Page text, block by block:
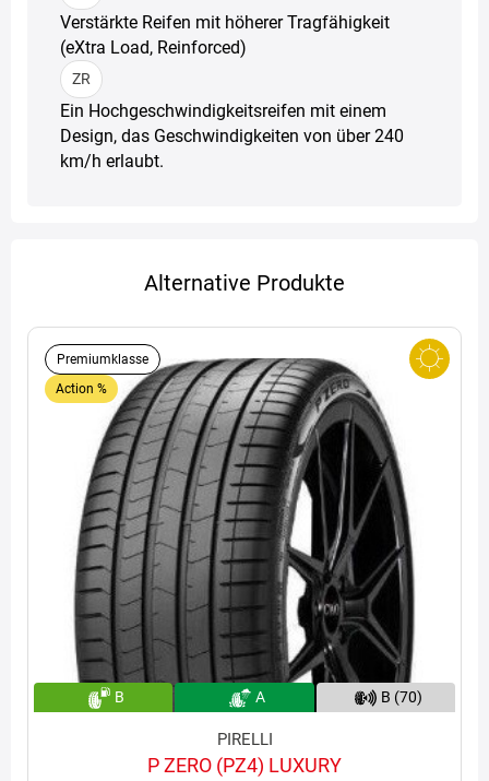
Verstärkte Reifen mit höherer Tragfähigkeit
(eXtra Load, Reinforced)
ZR
Ein Hochgeschwindigkeitsreifen mit einem
Design, das Geschwindigkeiten von über 240
km/h erlaubt.
Alternative Produkte
Premiumklasse
Action %
B A B (70)
PIRELLI
P ZERO (PZ4) LUXURY